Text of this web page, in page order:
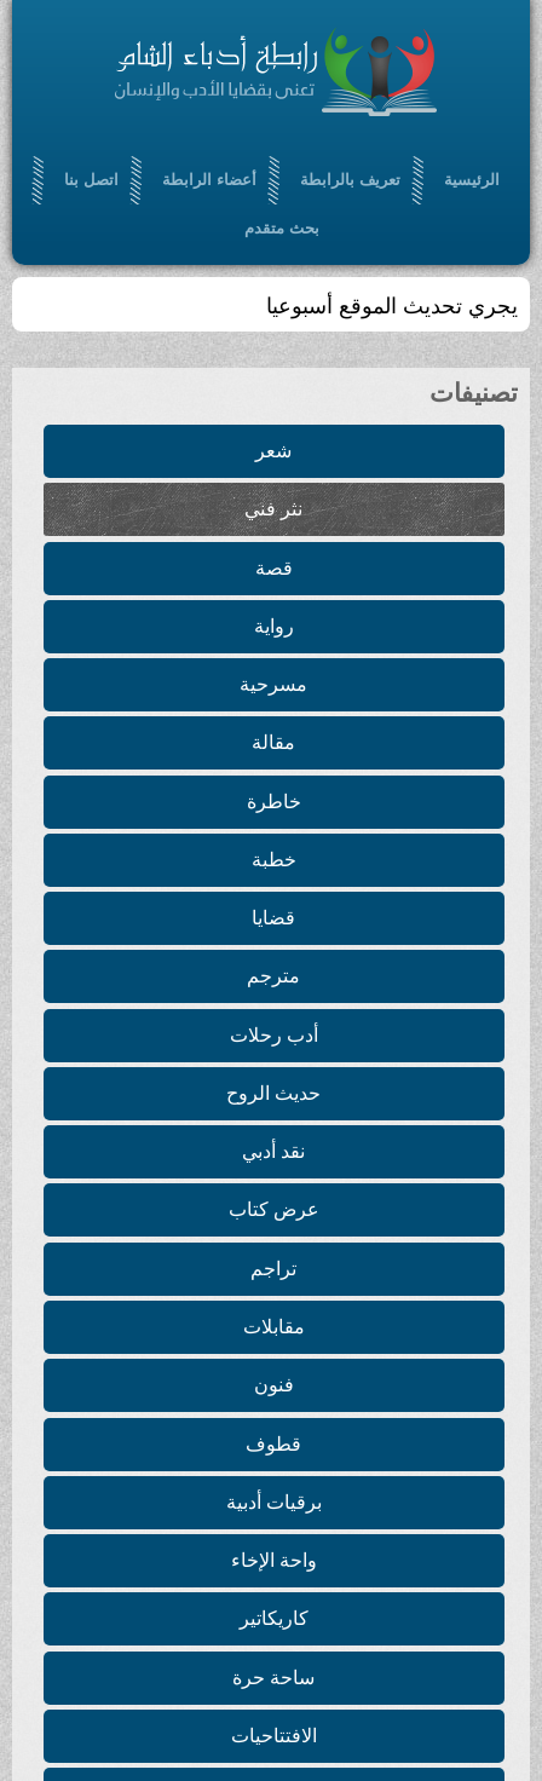
الرئيسية تعريف بالرابطة أعضاء الرابطة اتصل بنا
بحث متقدم
يجري تحديث الموقع أسبوعيا
تصنيفات
شعر
نثر فني
قصة
رواية
مسرحية
مقالة
خاطرة
خطبة
قضايا
مترجم
أدب رحلات
حديث الروح
نقد أدبي
عرض كتاب
تراجم
مقابلات
فنون
قطوف
برقيات أدبية
واحة الإخاء
كاريكاتير
ساحة حرة
الافتتاحيات